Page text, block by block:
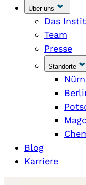
Über uns
Das
Team
Presse
Standorte
Blog
Karriere